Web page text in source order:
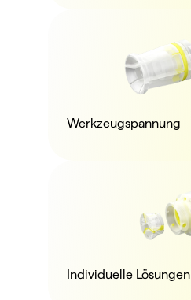
Werkzeugspannung
Individuelle Lösungen